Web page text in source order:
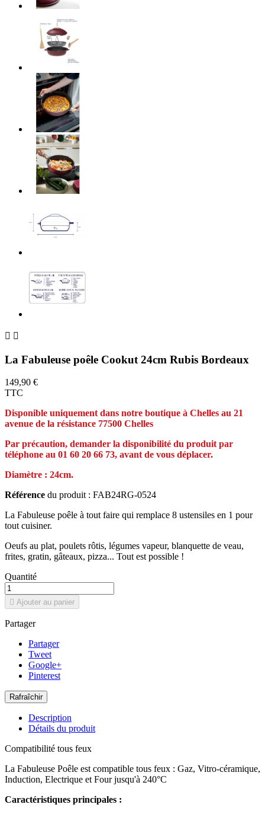
 
La Fabuleuse poêle Cookut 24cm Rubis Bordeaux
149,90 €
TTC
Disponible uniquement dans notre boutique à Chelles au 21
avenue de la résistance 77500 Chelles
Par précaution, demander la disponibilité du produit par
téléphone au 01 60 20 66 73, avant de vous déplacer.
Diamètre : 24cm.
Référence du produit : FAB24RG-0524
La Fabuleuse poêle à tout faire qui remplace 8 ustensiles en 1 pour
tout cuisiner.
Oeufs au plat, poulets rôtis, légumes vapeur, blanquette de veau,
frites, gratin, gâteaux, pizza... Tout est possible !
Quantité
 Ajouter au panier
Partager
Partager
Tweet
Google+
Pinterest
Description
Détails du produit
Compatibilité tous feux
La Fabuleuse Poêle est compatible tous feux : Gaz, Vitro-céramique,
Induction, Electrique et Four jusqu'à 240°C
Caractéristiques principales :